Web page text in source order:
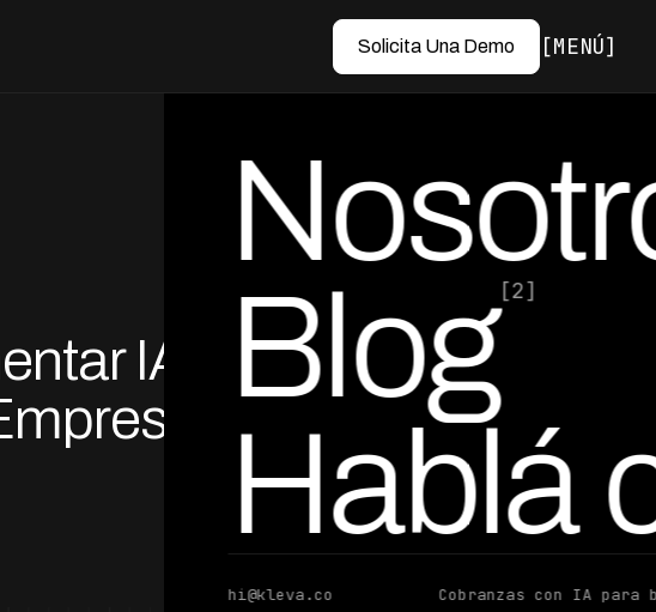
Solicita Una Demo MENÚ
Blog[2]
Hablá
hi@kleva.co Cobranzas con IA para
IA en
por Ed Escobar
Co-Founder & CEO